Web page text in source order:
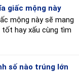
giấc mộng này
mộng này sẽ mang
hay xấu cùng tìm
số nào trúng lớn